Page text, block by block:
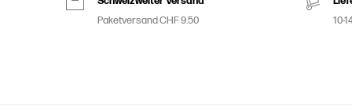
Paketversand CHF 9.50
10-